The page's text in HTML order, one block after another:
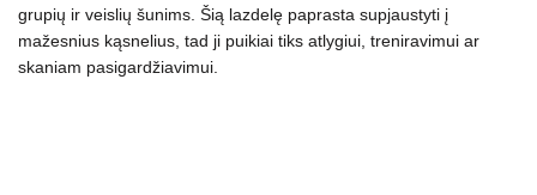
grupių ir veislių šunims. Šią lazdelę paprasta supjaustyti į
mažesnius kąsnelius, tad ji puikiai tiks atlygiui, treniravimui ar
skaniam pasigardžiavimui.